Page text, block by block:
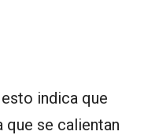
indica que
que se calientan